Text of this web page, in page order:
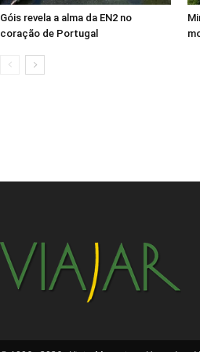
Góis revela a alma da EN2 no
coração de Portugal